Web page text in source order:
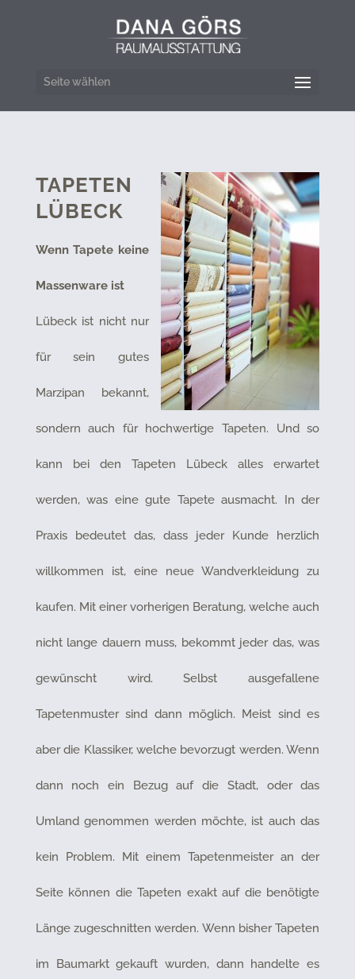
Seite wählen
TAPETEN
LÜBECK
Wenn Tapete keine
Massenware ist
Lübeck ist nicht nur
für sein gutes
Marzipan bekannt,
sondern auch für hochwertige Tapeten. Und so
kann bei den Tapeten Lübeck alles erwartet
werden, was eine gute Tapete ausmacht. In der
Praxis bedeutet das, dass jeder Kunde herzlich
willkommen ist, eine neue Wandverkleidung zu
kaufen. Mit einer vorherigen Beratung, welche auch
nicht lange dauern muss, bekommt jeder das, was
gewünscht wird. Selbst ausgefallene
Tapetenmuster sind dann möglich. Meist sind es
aber die Klassiker, welche bevorzugt werden. Wenn
dann noch ein Bezug auf die Stadt, oder das
Umland genommen werden möchte, ist auch das
kein Problem. Mit einem Tapetenmeister an der
Seite können die Tapeten exakt auf die benötigte
Länge zugeschnitten werden. Wenn bisher Tapeten
im Baumarkt gekauft wurden, dann handelte es